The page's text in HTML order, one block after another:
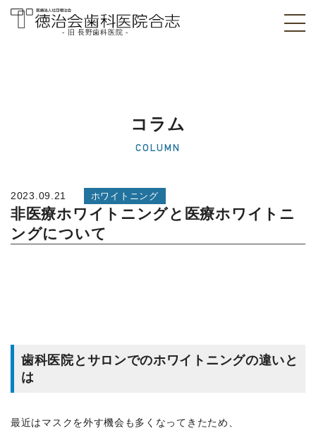
医院]｜熊本県合志
- 旧 長野歯科医院 -
コラム
COLUMN
2023.09.21 ホワイトニング
非医療ホワイトニングと医療ホワイトニ
ングについて
歯科医院と サロンでのホワイトニングの違いと
は
最近はマスクを外す機会も多くなってきたため、